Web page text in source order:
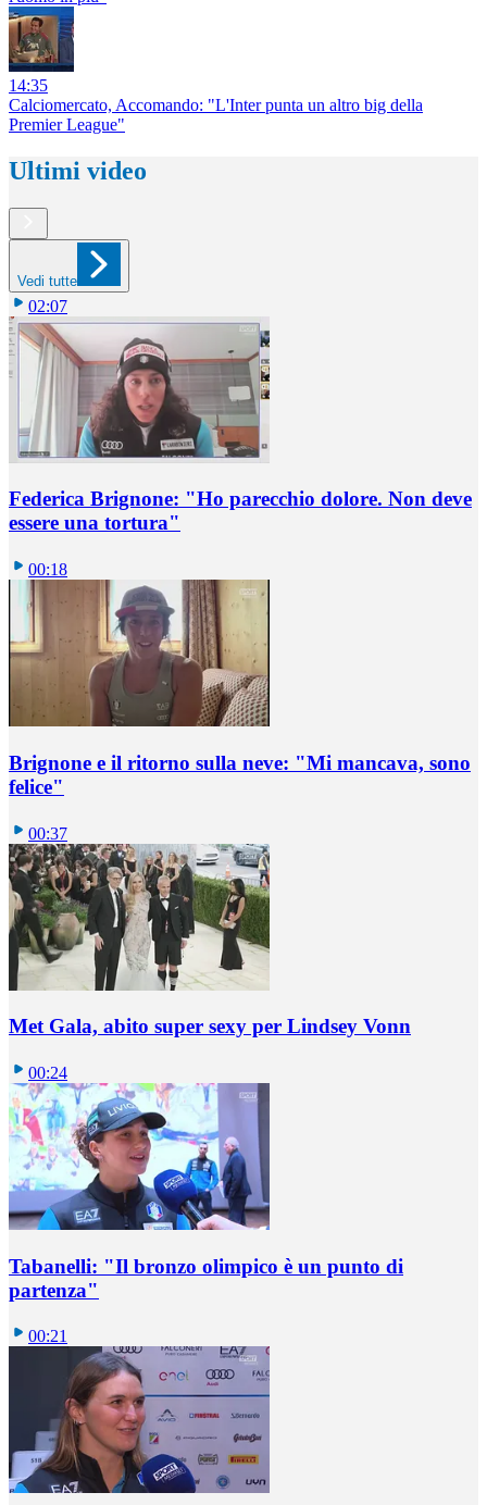
14:35
Calciomercato, Accomando: "L'Inter punta un altro big della
Premier League"
Ultimi video
Vedi tutte
02:07
Federica Brignone: "Ho parecchio dolore. Non deve
essere una tortura"
00:18
Brignone e il ritorno sulla neve: "Mi mancava, sono
felice"
00:37
Met Gala, abito super sexy per Lindsey Vonn
00:24
Tabanelli: "Il bronzo olimpico è un punto di
partenza"
00:21